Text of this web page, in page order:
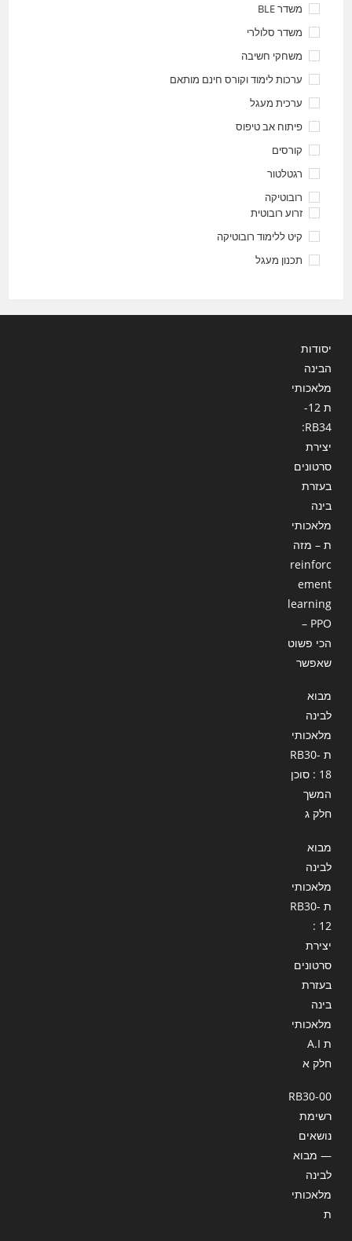
משדר BLE
משדר סלולרי
משחקי חשיבה
ערכות לימוד וקורס חינם מותאם
ערכית מעגל
פיתוח אב טיפוס
קורסים
רגטלטור
רובוטיקה
זרוע רובוטית
קיט ללימוד רובוטיקה
תכנון מעגל
יסודות
הבינה
מלאכותי
ת 12-
RB34:
יצירת
סרטונים
בעזרת
בינה
מלאכותי
ת – מזה
reinforc
ement
learning
– PPO
הכי פשוט
שאפשר
מבוא
לבינה
מלאכותי
ת RB30-
18 : סוכן
המשך
חלק ג
מבוא
לבינה
מלאכותי
ת RB30-
12 :
יצירת
סרטונים
בעזרת
בינה
מלאכותי
ת A.I
חלק א
RB30-00
רשימת
נושאים
— מבוא
לבינה
מלאכותי
ת